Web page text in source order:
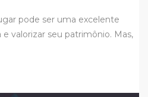
pode ser uma excelente
valorizar seu patrimônio. Mas,